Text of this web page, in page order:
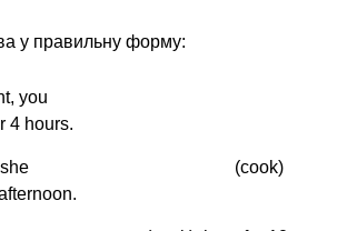
у правильну форму:
you
4 hours.
(cook)